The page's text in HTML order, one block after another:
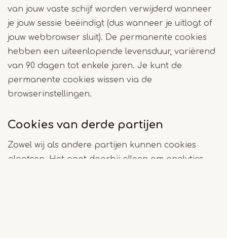
van jouw vaste schijf worden verwijderd wanneer
je jouw sessie beëindigt (dus wanneer je uitlogt of
jouw webbrowser sluit). De permanente cookies
hebben een uiteenlopende levensduur, variërend
van 90 dagen tot enkele jaren. Je kunt de
permanente cookies wissen via de
browserinstellingen.
Cookies van derde partijen
Zowel wij als andere partijen kunnen cookies
plaatsen. Het gaat daarbij alleen om analytics